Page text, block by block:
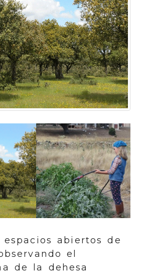
abiertos de
el
de la dehesa